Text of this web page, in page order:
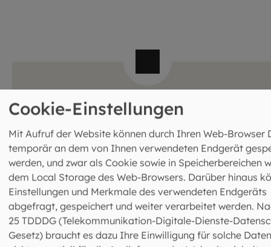
Hochqualifizierte Beratung bei der
Die Beraterinnen und Berater arbeiten auf
wissenschaftlich fundierter Basis mit
verpflichtenden Standards der Berufsausübung.
Diese werden kontinuierlich unter Beachtung des
Versorgungsbedarfs, der wissenschaftlichen
Erkenntnisse und der praktischen Beratung
weiterentwickelt. Der hohe Standard wird
Cookie-Einstellungen
Mit Aufruf der Website können durch Ihren Web-Browser
temporär an dem von Ihnen verwendeten Endgerät
werden, und zwar als Cookie sowie in Speicherbereichen
dem Local Storage des Web-Browsers. Darüber hinaus
Einstellungen und Merkmale des verwendeten Endgeräts
abgefragt, gespeichert und weiter verarbeitet werden.
25 TDDDG (Telekommunikation-Digitale-Dienste-
Gesetz) braucht es dazu Ihre Einwilligung für solche